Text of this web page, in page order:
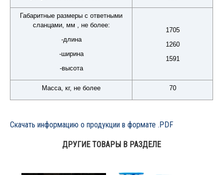
Габаритные размеры с ответными
сланцами, мм , не более:
-длина
-ширина
-высота
1705
1260
1591
Масса, кг, не более 70
Скачать информацию о продукции в формате .PDF
ДРУГИЕ ТОВАРЫ В РАЗДЕЛЕ